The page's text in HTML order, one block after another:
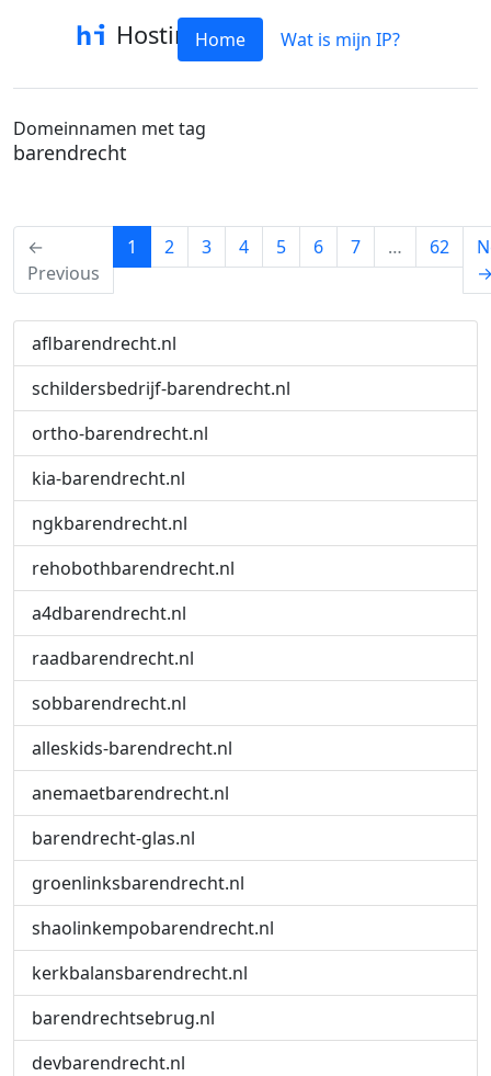
HostinfoHome Wat is mijn IP?
Domeinnamen met tag
barendrecht
←
Previous
1 (current)
2 3 4 5 6 7 … 62
aflbarendrecht.nl
schildersbedrijf-barendrecht.nl
ortho-barendrecht.nl
kia-barendrecht.nl
ngkbarendrecht.nl
rehobothbarendrecht.nl
a4dbarendrecht.nl
raadbarendrecht.nl
sobbarendrecht.nl
alleskids-barendrecht.nl
anemaetbarendrecht.nl
barendrecht-glas.nl
groenlinksbarendrecht.nl
shaolinkempobarendrecht.nl
kerkbalansbarendrecht.nl
barendrechtsebrug.nl
devbarendrecht.nl